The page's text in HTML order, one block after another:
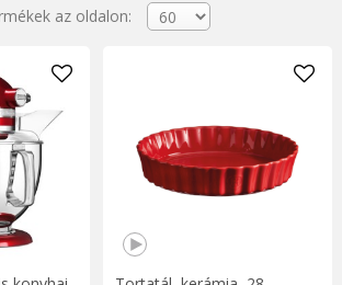
az oldalon: